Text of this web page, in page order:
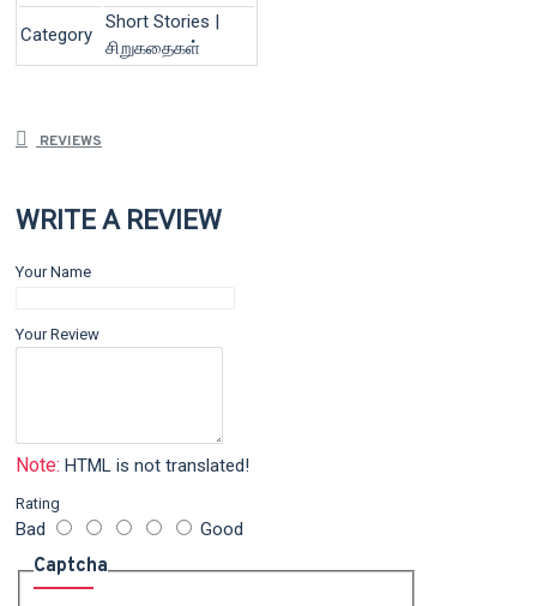
Category
Short Stories |
சிறுகதைகள்
REVIEWS
WRITE A REVIEW
Your Name
Your Review
Note: HTML is not translated!
Rating
Bad Good
Captcha